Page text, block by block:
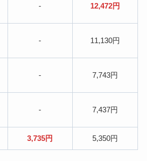
- 12,472円
- 11,130円
- 7,743円
- 7,437円
3,735円 5,350円